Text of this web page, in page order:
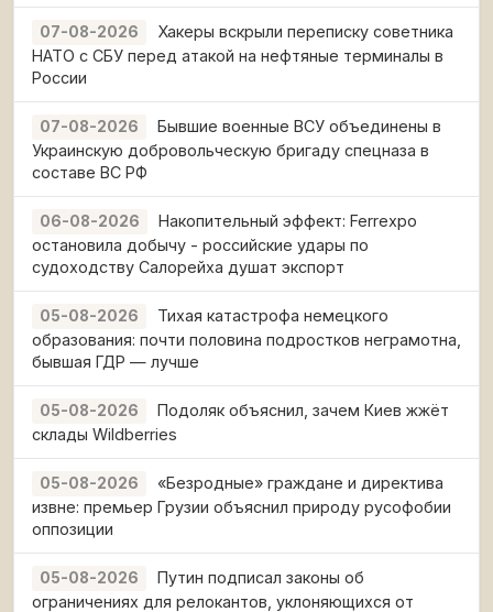
07-08-2026
Хакеры вскрыли переписку советника
НАТО с СБУ перед атакой на нефтяные терминалы в
России
07-08-2026
Бывшие военные ВСУ объединены в
Украинскую добровольческую бригаду спецназа в
составе ВС РФ
06-08-2026
Накопительный эффект: Ferrexpo
остановила добычу - российские удары по
судоходству Салорейха душат экспорт
05-08-2026
Тихая катастрофа немецкого
образования: почти половина подростков неграмотна,
бывшая ГДР — лучше
05-08-2026
Подоляк объяснил, зачем Киев жжёт
склады Wildberries
05-08-2026
«Безродные» граждане и директива
извне: премьер Грузии объяснил природу русофобии
оппозиции
05-08-2026
Путин подписал законы об
ограничениях для релокантов, уклоняющихся от